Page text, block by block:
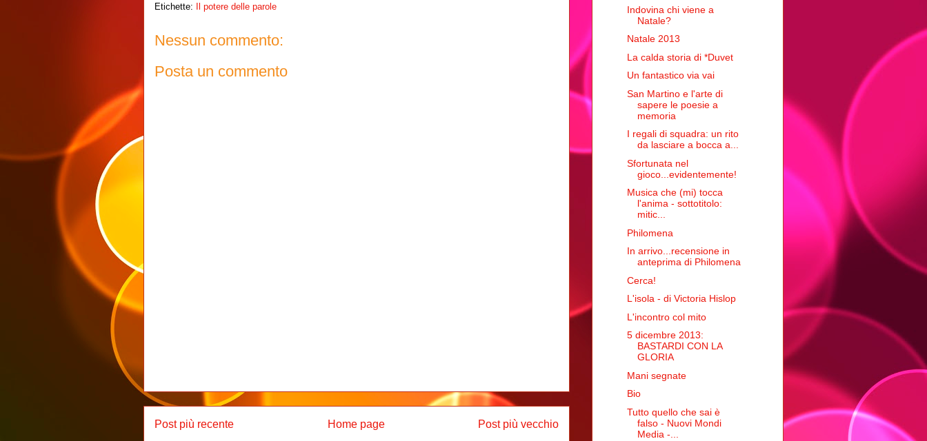
Etichette: Il potere delle parole
Nessun commento:
Posta un commento
Post più recente Post più vecchio
Home page
Indovina chi viene a
Natale?
Natale 2013
La calda storia di *Duvet
Un fantastico via vai
San Martino e l'arte di
sapere le poesie a
memoria
I regali di squadra: un rito
da lasciare a bocca a...
Sfortunata nel
gioco...evidentemente!
Musica che (mi) tocca
l'anima - sottotitolo:
mitic...
Philomena
In arrivo...recensione in
anteprima di Philomena
Cerca!
L'isola - di Victoria Hislop
L'incontro col mito
5 dicembre 2013:
BASTARDI CON LA
GLORIA
Mani segnate
Bio
Tutto quello che sai è
falso - Nuovi Mondi
Media -...